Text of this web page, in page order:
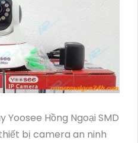
Yoosee Hồng Ngoại SMD
bị camera an ninh